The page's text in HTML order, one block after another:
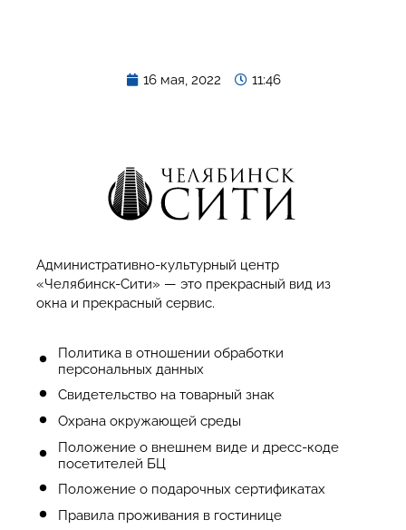
16 мая, 2022 11:46
Административно-культурный центр
«Челябинск-Сити» — это прекрасный вид из
окна и прекрасный сервис.
Политика в отношении обработки
персональных данных
Cвидетельство на товарный знак
Охрана окружающей среды
Положение о внешнем виде и дресс-коде
посетителей БЦ
Положение о подарочных сертификатах
Правила проживания в гостинице